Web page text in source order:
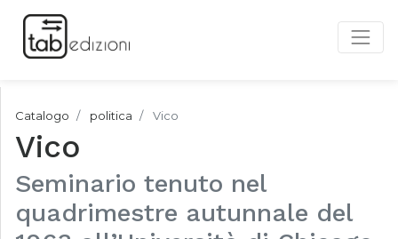
Catalogo politica Vico
Vico
Seminario tenuto nel
quadrimestre autunnale del